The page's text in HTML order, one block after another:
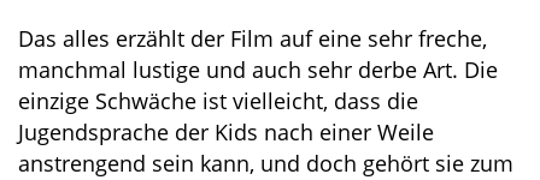
Das alles erzählt der Film auf eine sehr freche,
manchmal lustige und auch sehr derbe Art. Die
einzige Schwäche ist vielleicht, dass die
Jugendsprache der Kids nach einer Weile
anstrengend sein kann, und doch gehört sie zum